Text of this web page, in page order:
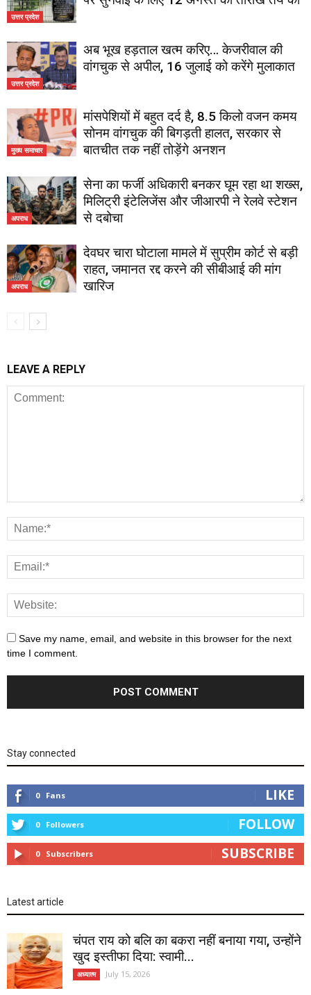
उत्तर प्रदेश
उत्तर प्रदेश
अब भूख हड़ताल खत्म करिए… केजरीवाल की
वांगचुक से अपील, 16 जुलाई को करेंगे मुलाकात
मुख्य समाचार
मांसपेशियों में बहुत दर्द है, 8.5 किलो वजन कमय
सोनम वांगचुक की बिगड़ती हालत, सरकार से
बातचीत तक नहीं तोड़ेंगे अनशन
अपराध
सेना का फर्जी अधिकारी बनकर घूम रहा था शख्स,
मिलिट्री इंटेलिजेंस और जीआरपी ने रेलवे स्टेशन
से दबोचा
अपराध
देवघर चारा घोटाला मामले में सुप्रीम कोर्ट से बड़ी
राहत, जमानत रद्द करने की सीबीआई की मांग
खारिज
LEAVE A REPLY
Save my name, email, and website in this browser for the next
time I comment.
Stay connected
0 Fans LIKE
0 Followers FOLLOW
0 Subscribers SUBSCRIBE
Latest article
चंपत राय को बलि का बकरा नहीं बनाया गया, उन्होंने
खुद इस्तीफा दिया: स्वामी...
अध्यात्म July 15, 2026